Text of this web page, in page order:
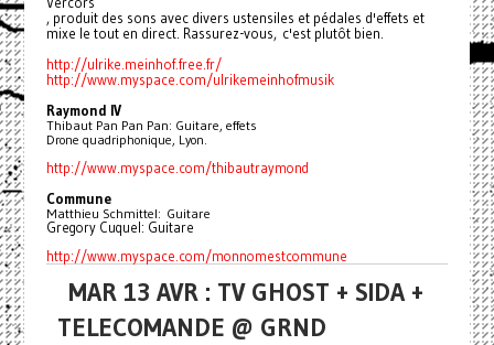
, produit des sons avec divers ustensiles et pédales d'effets et
mixe le tout en direct. Rassurez-vous, c'est plutôt bien.
http://ulrike.meinhof.free.fr/
http://www.myspace.com/ulrikemeinhofmusik
Raymond IV
Thibaut Pan Pan Pan: Guitare, effets
Drone quadriphonique, Lyon.
http://www.myspace.com/thibautraymond
Commune
Matthieu Schmittel: Guitare
Gregory Cuquel: Guitare
http://www.myspace.com/monnomestcommune
MAR 13 AVR : TV GHOST + SIDA +
TELECOMANDE @ GRND